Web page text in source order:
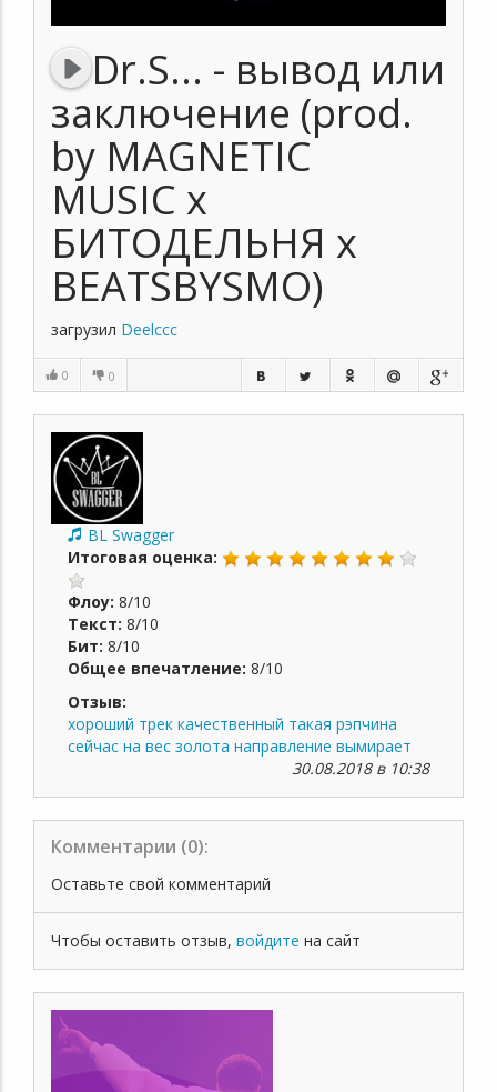
Dr.S... - вывод или
заключение (prod.
by MAGNETIC
MUSIC x
БИТОДЕЛЬНЯ x
BEATSBYSMO)
загрузил Deelccc
0 0
BL Swagger
Итоговая оценка:
Флоу: 8/10
Текст: 8/10
Бит: 8/10
Общее впечатление: 8/10
Отзыв:
хороший трек качественный такая рэпчина
сейчас на вес золота направление вымирает
30.08.2018 в 10:38
Комментарии (0):
Оставьте свой комментарий
Чтобы оставить отзыв, войдите на сайт